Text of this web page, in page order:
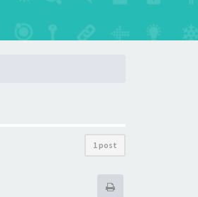
1 post